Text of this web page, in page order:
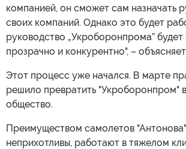
компанией, он сможет сам назначать
своих компаний. Однако это будет
руководство „Укроборонпрома” будет
прозрачно и конкурентно", –
Этот процесс уже начался. В марте
решило превратить "Укроборонпром"
общество.
Преимуществом самолетов "Антонова"
неприхотливы, работают в тяжелом